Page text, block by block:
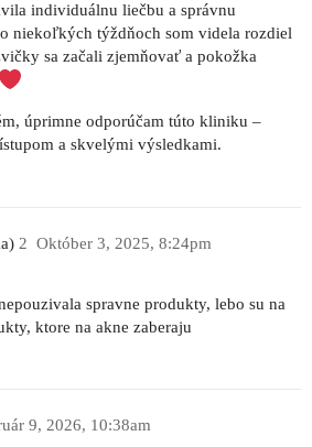
individuálnu liečbu a správnu
niekoľkých týždňoch som videla rozdiel
sa začali zjemňovať a pokožka
úprimne odporúčam túto kliniku –
a skvelými výsledkami.
Október 3, 2025, 8:24pm
2
spravne produkty, lebo su na
ktore na akne zaberaju
9, 2026, 10:38am